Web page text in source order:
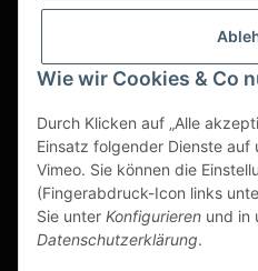
Wie wir Cookies & Co
Durch Klicken auf „Alle
Einsatz folgender Dienste auf
Vimeo. Sie können die
(Fingerabdruck-Icon links
Sie unter Konfigurieren und in
Datenschutzerklärung.
Seit über 20 Jahren sind wir
geltender gesetzl. USt.
Dies ist ein reiner B2B Shop
Bestellungen von
Partner-Seite
https://ruuga.de
* Alle Preise zzgl. gesetzlicher USt.,